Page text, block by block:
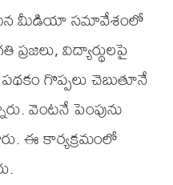
మీడియా సమావేశంలో
విద్యార్థులపై
గొప్పలు చెబుతూనే
వెంటనే పెంపును
ఈ కార్యక్రమంలో